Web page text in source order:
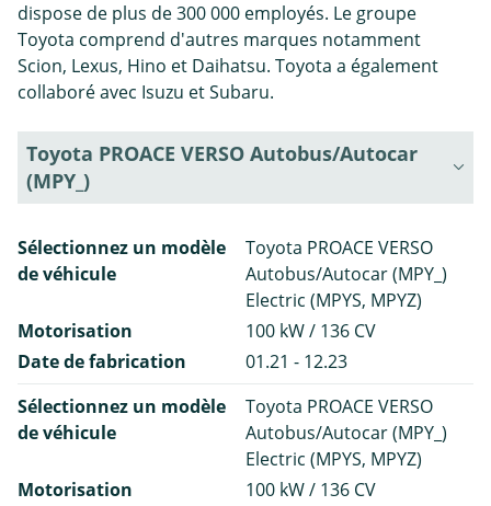
dispose de plus de 300 000 employés. Le groupe
Toyota comprend d'autres marques notamment
Scion, Lexus, Hino et Daihatsu. Toyota a également
collaboré avec Isuzu et Subaru.
Toyota PROACE VERSO Autobus/Autocar
(MPY_)
Sélectionnez un modèle
de véhicule
Toyota PROACE VERSO
Autobus/Autocar (MPY_)
Electric (MPYS, MPYZ)
Motorisation
100 kW / 136 CV
Date de fabrication
01.21 - 12.23
Sélectionnez un modèle
de véhicule
Toyota PROACE VERSO
Autobus/Autocar (MPY_)
Electric (MPYS, MPYZ)
Motorisation
100 kW / 136 CV